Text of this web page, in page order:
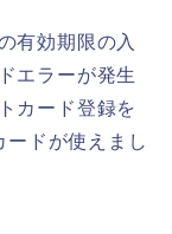
有効期限の入
エラーが発生
カード登録を
ドが使えまし